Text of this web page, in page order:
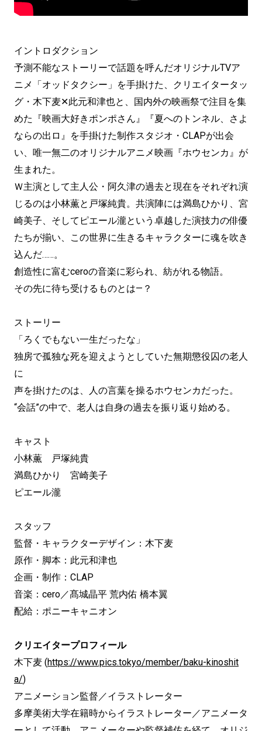
イントロダクション
予測不能なストーリーで話題を呼んだオリジナルTVア
ニメ「オッドタクシー」を手掛けた、クリエイタータッ
グ・木下麦✕此元和津也と、国内外の映画祭で注目を集
めた『映画大好きポンポさん』『夏へのトンネル、さよ
ならの出ロ』を手掛けた制作スタジオ・CLAPが出会
い、唯一無二のオリジナルアニメ映画『ホウセンカ』が
生まれた。
Ｗ主演として主人公・阿久津の過去と現在をそれぞれ演
じるのは小林薫と戸塚純貴。共演陣には満島ひかり、宮
崎美子、そしてピエール瀧という卓越した演技力の俳優
たちが揃い、この世界に生きるキャラクターに魂を吹き
込んだ……。
創造性に富むceroの音楽に彩られ、紡がれる物語。
その先に待ち受けるものとは—？
ストーリー
「ろくでもない⼀⽣だったな」
独房で孤独な死を迎えようとしていた無期懲役囚の⽼⼈
に
声を掛けたのは、⼈の⾔葉を操るホウセンカだった。
“会話”の中で、⽼⼈は⾃⾝の過去を振り返り始める。
キャスト
小林薫 戸塚純貴
満島ひかり 宮崎美子
ピエール瀧
スタッフ
監督・キャラクターデザイン：木下麦
原作・脚本：此元和津也
企画・制作：CLAP
音楽：cero／髙城晶平 荒内佑 橋本翼
配給：ポニーキャニオン
クリエイタープロフィール
木下麦 (https://www.pics.tokyo/member/baku-kinoshit
a/)
アニメーション監督／イラストレーター
多摩美術大学在籍時からイラストレーター／アニメータ